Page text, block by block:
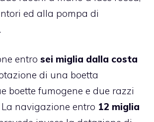
ed alla pompa di
entro sei miglia dalla costa
di una boetta
boette fumogene e due razzi
navigazione entro 12 miglia